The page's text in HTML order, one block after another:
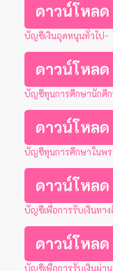
ดาวน์โหลด
บัญชีเงินอุดหนุนทั่วไป-
ดาวน์โหลด
บัญชีทุนการศึกษานักศึ
ดาวน์โหลด
บัญชีทุนการศึกษาในพร
ดาวน์โหลด
บัญชีเพื่อการรับเงินทา
ดาวน์โหลด
บัญชีเพื่อการรับเงินผ่าน